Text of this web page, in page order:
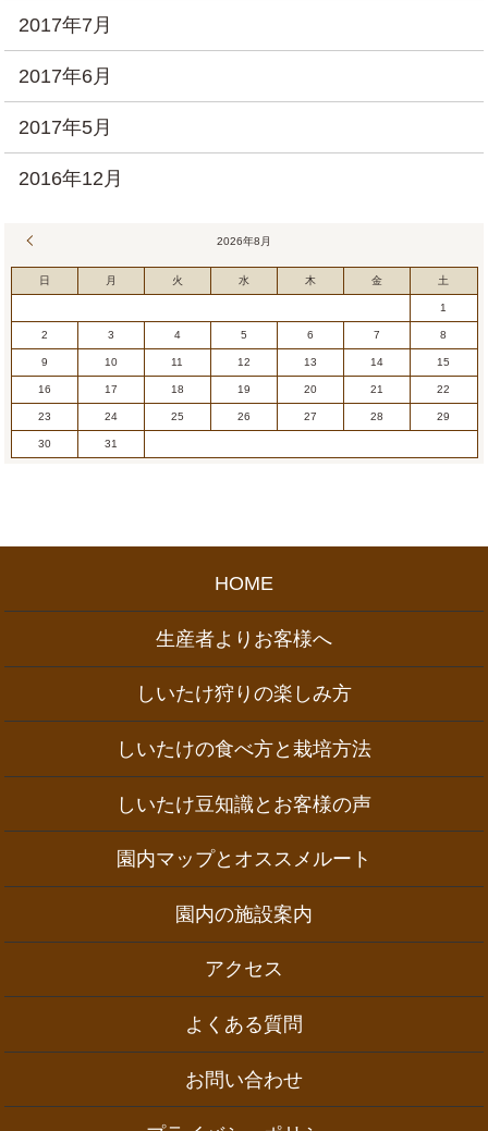
2017年7月
2017年6月
2017年5月
2016年12月
2026年8月
日 月 火 水 木 金 土
1
2 3 4 5 6 7 8
9 10 11 12 13 14 15
16 17 18 19 20 21 22
23 24 25 26 27 28 29
30 31
HOME
生産者よりお客様へ
しいたけ狩りの楽しみ方
しいたけの食べ方と栽培方法
しいたけ豆知識とお客様の声
園内マップとオススメルート
園内の施設案内
アクセス
よくある質問
お問い合わせ